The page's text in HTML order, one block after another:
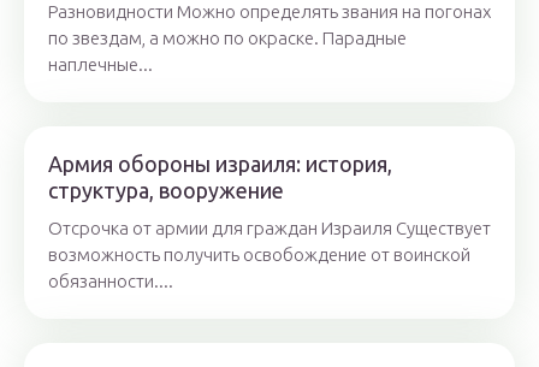
Разновидности Можно определять звания на погонах
по звездам, а можно по окраске. Парадные
наплечные...
Армия обороны израиля: история,
структура, вооружение
Отсрочка от армии для граждан Израиля Существует
возможность получить освобождение от воинской
обязанности....